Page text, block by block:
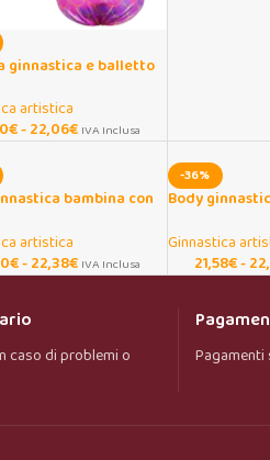
ginnastica e balletto
artistica
€-22,06€ IVA Inclusa
bambina con
artistica
€-22,38€ IVA Inclusa
-36%
Body
Ginnastica
21,58€-
caso di problemi o
Pagamenti